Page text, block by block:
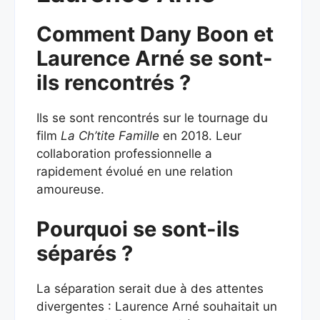
Comment Dany Boon et
Laurence Arné se sont-
ils rencontrés ?
Ils se sont rencontrés sur le tournage du
film La Ch’tite Famille en 2018. Leur
collaboration professionnelle a
rapidement évolué en une relation
amoureuse.
Pourquoi se sont-ils
séparés ?
La séparation serait due à des attentes
divergentes : Laurence Arné souhaitait un